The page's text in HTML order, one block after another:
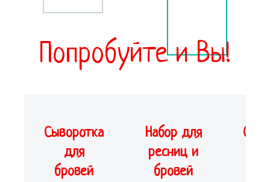
Попробуйте и Вы!
Сыворотка
для
бровей
Набор для
ресниц и
бровей